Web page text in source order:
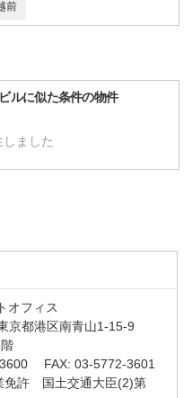
前
ルに似た条件の物件
ました
オフィス
京都港区南青山1-15-9
FAX: 03-5772-3601
免許 国土交通大臣(2)第